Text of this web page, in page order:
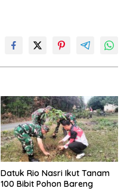
Datuk Rio Nasri Ikut Tanam
100 Bibit Pohon Bareng